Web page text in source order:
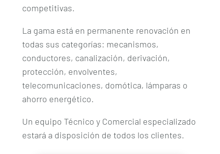
competitivas.
La gama está en permanente renovación en
todas sus categorías: mecanismos,
conductores, canalización, derivación,
protección, envolventes,
telecomunicaciones, domótica, lámparas o
ahorro energético.
Un equipo Técnico y Comercial especializado
estará a disposición de todos los clientes.